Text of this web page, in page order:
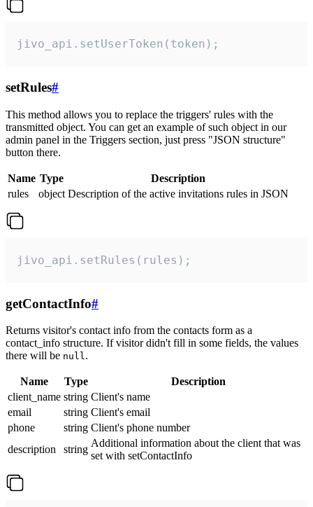
jivo_api.setUserToken(token);
setRules#
This method allows you to replace the triggers' rules with the
transmitted object. You can get an example of such object in our
admin panel in the Triggers section, just press "JSON structure"
button there.
Name Type
Description
rules
object Description of the active invitations rules in JSON
jivo_api.setRules(rules);
getContactInfo#
Returns visitor's contact info from the contacts form as a
contact_info structure. If visitor didn't fill in some fields, the values
there will be null.
Name Type
Description
client_name string Client's name
email
string Client's email
phone
string Client's phone number
description
string
Additional information about the client that was
set with setContactInfo